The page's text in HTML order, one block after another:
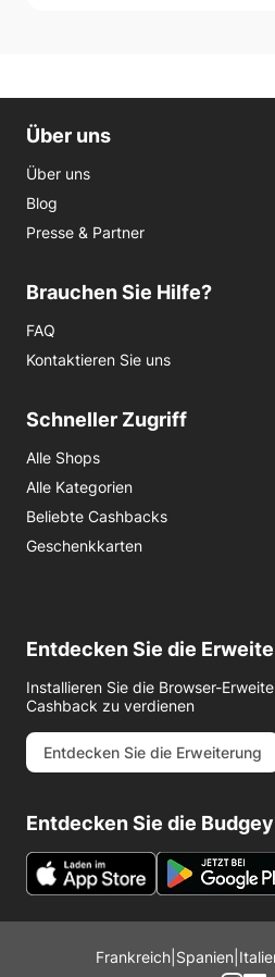
Über uns
Über uns
Blog
Presse & Partner
Brauchen Sie Hilfe?
FAQ
Kontaktieren Sie uns
Schneller Zugriff
Alle Shops
Alle Kategorien
Beliebte Cashbacks
Geschenkkarten
Entdecken Sie die
Installieren Sie die Browser-
Cashback zu verdienen
Entdecken Sie die Erweiterung
Entdecken Sie die
Frankreich| Spanien